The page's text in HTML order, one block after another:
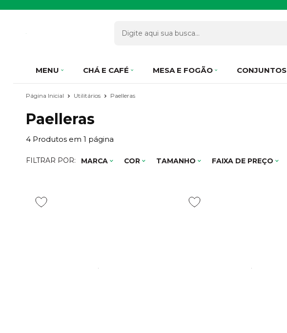
MENU CHÁ E CAFÉ MESA E FOGÃO CONJUNTOS
Página Inicial Utilitários Paelleras
Paelleras
4 Produtos em 1 página
FILTRAR POR: MARCA COR TAMANHO FAIXA DE PREÇO